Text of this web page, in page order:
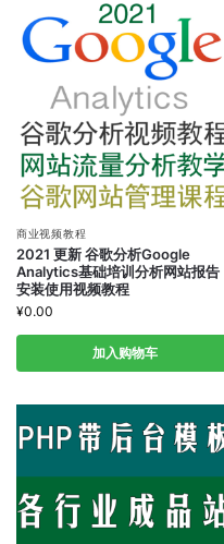
商业视频教程
2021 更新 谷歌分析Google
Analytics基础培训分析网站报告
安装使用视频教程
¥0.00
加入购物车